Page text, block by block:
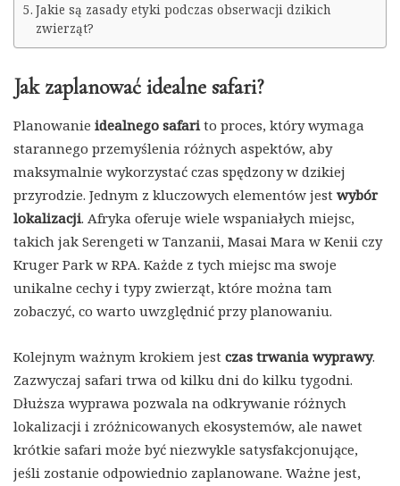
Jakie są zasady etyki podczas obserwacji dzikich
zwierząt?
Jak zaplanować idealne safari?
Planowanie idealnego safarito proces, który wymaga
starannego przemyślenia różnych aspektów, aby
maksymalnie wykorzystać czas spędzony w dzikiej
przyrodzie. Jednym z kluczowych elementów jest wybór
lokalizacji. Afryka oferuje wiele wspaniałych miejsc,
takich jak Serengeti w Tanzanii, Masai Mara w Kenii czy
Kruger Park w RPA. Każde z tych miejsc ma swoje
unikalne cechy i typy zwierząt, które można tam
zobaczyć, co warto uwzględnić przy planowaniu.
Kolejnym ważnym krokiem jest czas trwania wyprawy.
Zazwyczaj safari trwa od kilku dni do kilku tygodni.
Dłuższa wyprawa pozwala na odkrywanie różnych
lokalizacji i zróżnicowanych ekosystemów, ale nawet
krótkie safari może być niezwykle satysfakcjonujące,
jeśli zostanie odpowiednio zaplanowane. Ważne jest,